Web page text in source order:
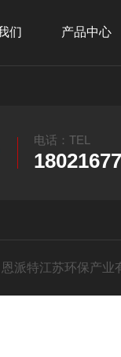
们 产品中心
电话：TEL
恩派特江苏环保产